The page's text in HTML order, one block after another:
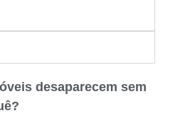
desaparecem sem